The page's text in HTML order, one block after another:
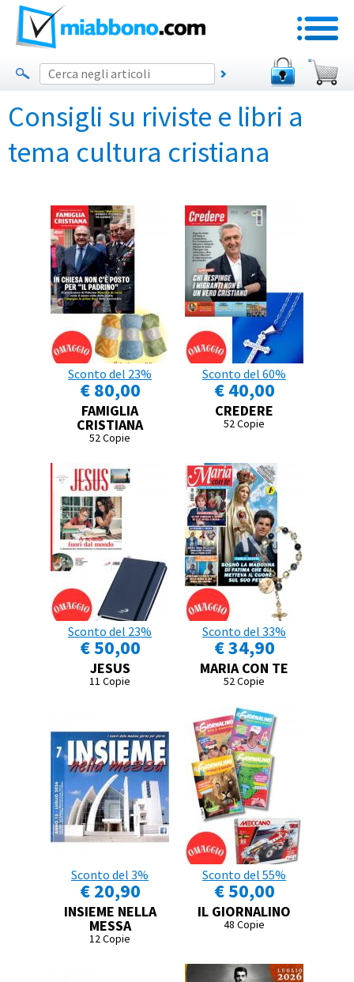
Consigli su riviste e libri a
tema cultura cristiana
Sconto del 23%
€ 80,00
FAMIGLIA
CRISTIANA
52 Copie
Sconto del 60%
€ 40,00
CREDERE
52 Copie
Sconto del 23%
€ 50,00
JESUS
11 Copie
Sconto del 33%
€ 34,90
MARIA CON TE
52 Copie
Sconto del 3%
€ 20,90
INSIEME NELLA
MESSA
12 Copie
Sconto del 55%
€ 50,00
IL GIORNALINO
48 Copie